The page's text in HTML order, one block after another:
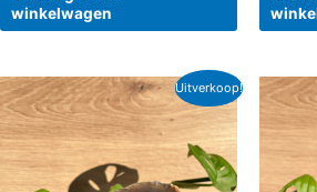
winkelwagen
Uitverkoop!
Oorspronkelijke
prijs
was:
€ 18,50.
Huidige
prijs
is:
€ 14,50.